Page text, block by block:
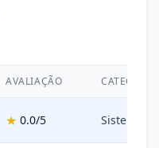
AVALIAÇÃO CATEGORIA
★ 0.0/5 Sistemas